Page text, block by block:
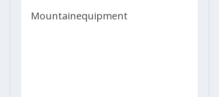
Mountainequipment